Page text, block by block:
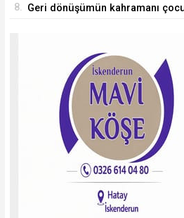
8. Geri dönüşümün kahramanı